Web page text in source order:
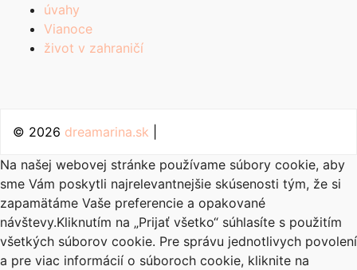
úvahy
Vianoce
život v zahraničí
© 2026 dreamarina.sk
Na našej webovej stránke používame súbory cookie, aby
sme Vám poskytli najrelevantnejšie skúsenosti tým, že si
zapamätáme Vaše preferencie a opakované
návštevy.Kliknutím na „Prijať všetko“ súhlasíte s použitím
všetkých súborov cookie. Pre správu jednotlivych povolení
a pre viac informácií o súboroch cookie, kliknite na